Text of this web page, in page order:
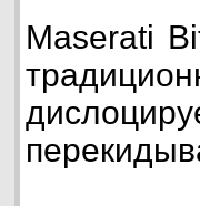
Maserati